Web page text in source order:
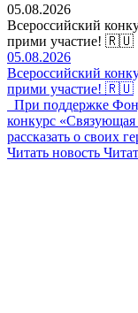
05.08.2026
Всероссийский
прими участие! 🇷🇺
05.08.2026
Всероссийский
прими участие! 🇷🇺
При поддержке
конкурс
рассказать о своих
Читать новость